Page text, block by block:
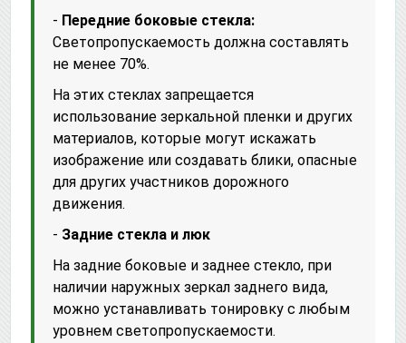
- Передние боковые стекла:
Светопропускаемость должна составлять
не менее 70%.
На этих стеклах запрещается
использование зеркальной пленки и других
материалов, которые могут искажать
изображение или создавать блики, опасные
для других участников дорожного
движения.
- Задние стекла и люк
На задние боковые и заднее стекло, при
наличии наружных зеркал заднего вида,
можно устанавливать тонировку с любым
уровнем светопропускаемости.